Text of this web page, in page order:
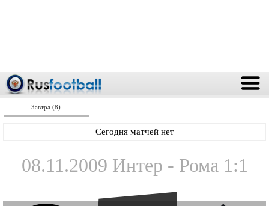
Завтра (8)
Сегодня матчей нет
08.11.2009 Интер - Рома 1:1